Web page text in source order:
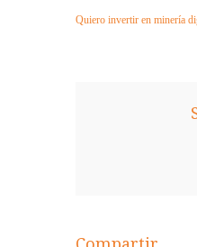
Quiero invertir en minería